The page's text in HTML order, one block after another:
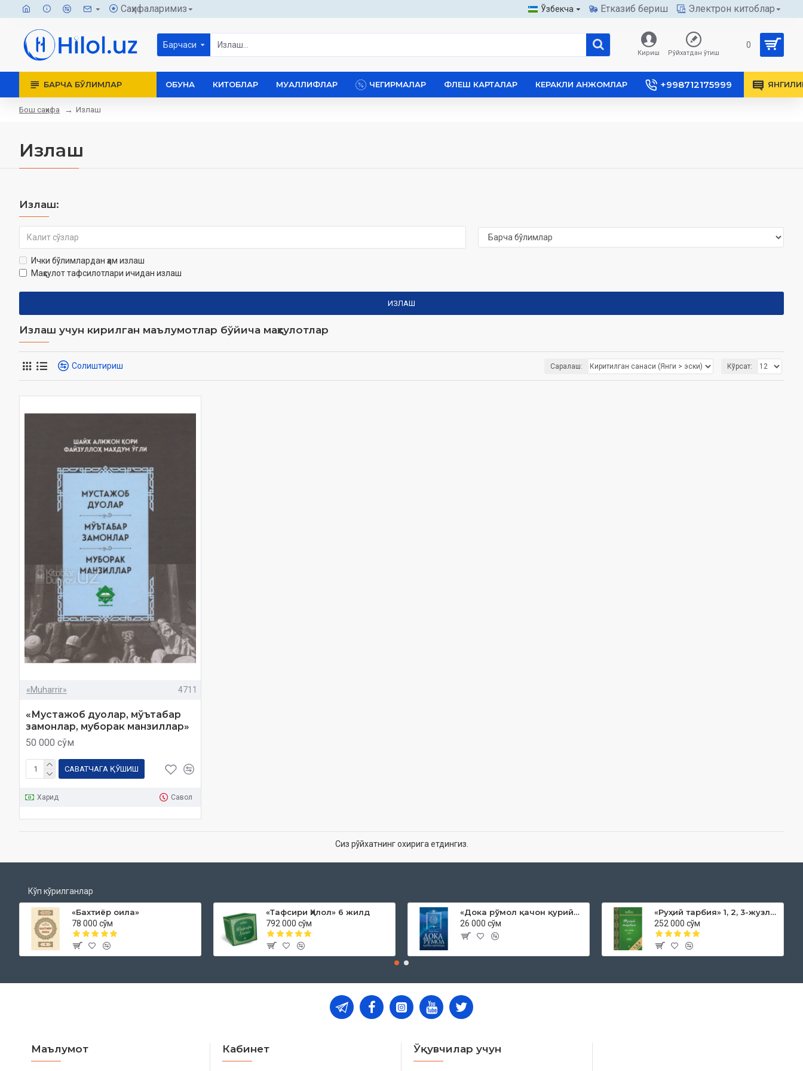
Саҳифаларимиз Ўзбекча Етказиб бериш Электрон китоблар
Барчаси
Кириш Рўйхатдан ўтиш
0
БАРЧА БЎЛИМЛАР ОБУНА КИТОБЛАР МУАЛЛИФЛАР ЧЕГИРМАЛАР ФЛЕШ КАРТАЛАР КЕРАКЛИ АНЖОМЛАР +998712175999
Бош саҳифа Излаш
Излаш
Излаш:
Ички бўлимлардан ҳам излаш
Маҳсулот тафсилотлари ичидан излаш
ИЗЛАШ
Излаш учун кирилган маълумотлар бўйича маҳсулотлар
Солиштириш Саралаш: Кўрсат:
«Muharrir» 4711
«Мустажоб дуолар, мўътабар
замонлар, муборак манзиллар»
50 000 сўм
САВАТЧАГА ҚЎШИШ
Харид Савол
Сиз рўйхатнинг охирига етдингиз.
Кўп кўрилганлар
«Бахтиёр оила»
78 000 сўм
«Тафсири Ҳилол» 6 жилд
792 000 сўм
«Дока рўмол қачон қурийди»
26 000 сўм
«Руҳий тарбия» 1, 2, 3-жузлар
252 000 сўм
Маълумот Кабинет Ўқувчилар учун